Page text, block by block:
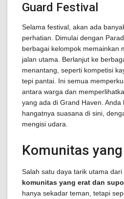
Guard Festival
Selama festival, akan ada
perhatian. Dimulai dengan
berbagai kelompok memainkan
jalan utama. Berlanjut ke
menantang, seperti kompetisi
tepi pantai. Ini semua
antara warga dan
yang ada di Grand Haven.
hangatnya suasana di sini,
mengisi udara.
Komunitas
Salah satu daya tarik utama
komunitas yang erat dan
hanya sekadar teman, tetapi